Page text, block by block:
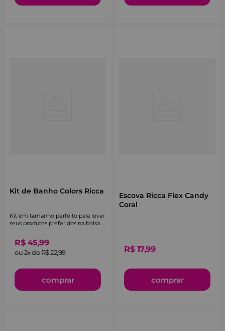
Kit de Banho Colors Ricca
Kit em tamanho perfeito para levar
seus produtos preferidos na bolsa e
R$ 45,99
ou2x deR$22,99
comprar
Escova Ricca Flex Candy
Coral
R$ 17,99
comprar